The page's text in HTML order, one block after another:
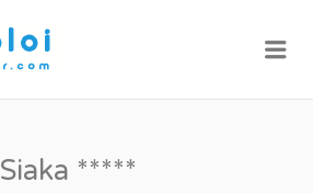
Siaka *****